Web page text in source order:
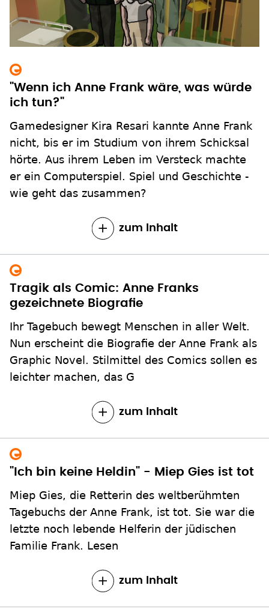
"Wenn ich Anne Frank wäre, was würde
ich tun?"
Gamedesigner Kira Resari kannte Anne Frank
nicht, bis er im Studium von ihrem Schicksal
hörte. Aus ihrem Leben im Versteck machte
er ein Computerspiel. Spiel und Geschichte -
wie geht das zusammen?
zum Inhalt
Tragik als Comic: Anne Franks
gezeichnete Biografie
Ihr Tagebuch bewegt Menschen in aller Welt.
Nun erscheint die Biografie der Anne Frank als
Graphic Novel. Stilmittel des Comics sollen es
leichter machen, das G
zum Inhalt
"Ich bin keine Heldin" - Miep Gies ist tot
Miep Gies, die Retterin des weltberühmten
Tagebuchs der Anne Frank, ist tot. Sie war die
letzte noch lebende Helferin der jüdischen
Familie Frank. Lesen
zum Inhalt